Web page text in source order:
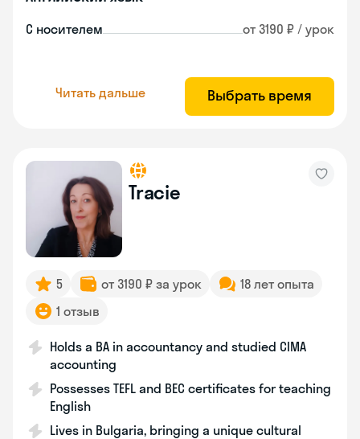
С носителем от 3190 ₽ / урок
Читать дальше Выбрать время
Tracie
5 от 3190 ₽ за урок
18 лет опыта
1 отзыв
Holds a BA in accountancy and studied CIMA
accounting
Possesses TEFL and BEC certificates for teaching
English
Lives in Bulgaria, bringing a unique cultural